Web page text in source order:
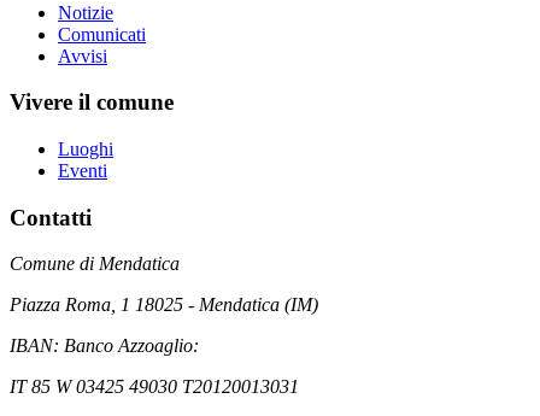
Notizie
Comunicati
Avvisi
Vivere il comune
Luoghi
Eventi
Contatti
Comune di Mendatica
Piazza Roma, 1 18025 - Mendatica (IM)
IBAN: Banco Azzoaglio:
IT 85 W 03425 49030 T20120013031